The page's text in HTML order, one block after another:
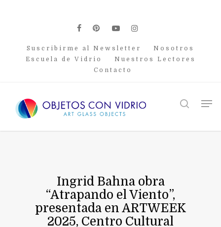
facebook
pinterest
youtubeinstagram
Suscribirme al Newsletter
Nosotros
Escuela de Vidrio
Nuestros Lectores
Contacto
search
Ingrid Bahna obra
“Atrapando el Viento”,
presentada en ARTWEEK
2025, Centro Cultural